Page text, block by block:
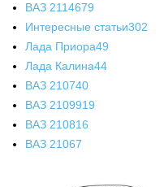
ВАЗ 2114679
Интересные статьи302
Лада Приора49
Лада Калина44
ВАЗ 210740
ВАЗ 2109919
ВАЗ 210816
ВАЗ 21067